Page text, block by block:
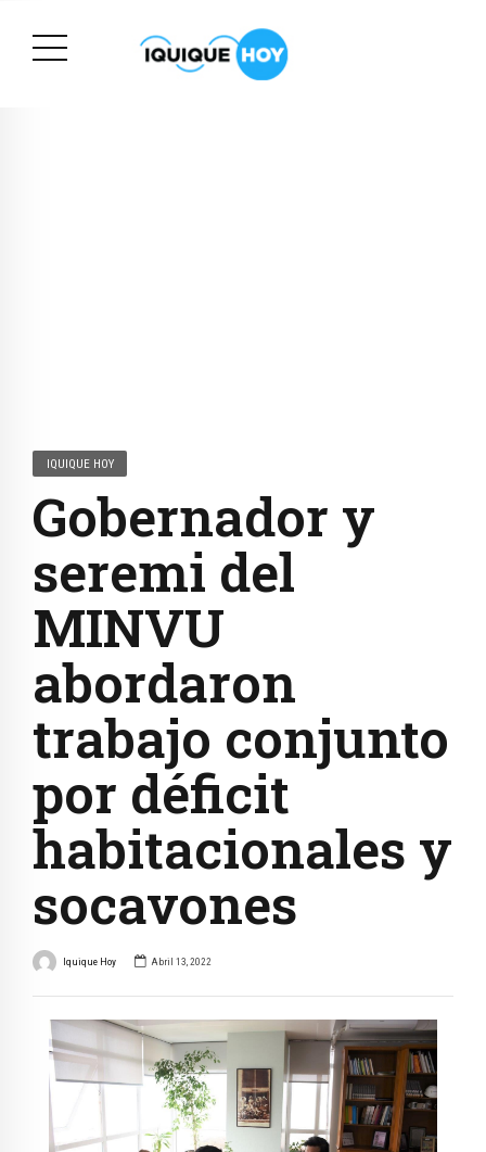
IQUIQUE HOY
Gobernador y
seremi del
MINVU
abordaron
trabajo conjunto
por déficit
habitacionales y
socavones
Iquique Hoy Abril 13, 2022